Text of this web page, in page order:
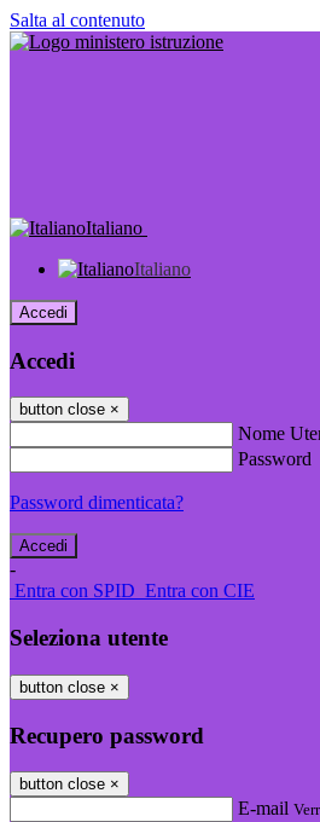
Salta al contenuto
Italiano
Italiano
Accedi
Accedi
button close ×
Nome
Password
Password dimenticata?
-
Entra con SPID Entra con CIE
Seleziona utente
button close ×
Recupero password
button close ×
E-mail